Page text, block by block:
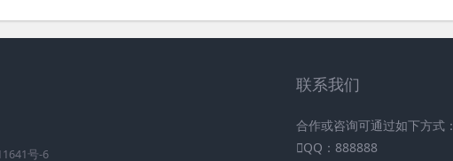
号-6
联系我们
合作或咨询可通过如下方式：
QQ：888888